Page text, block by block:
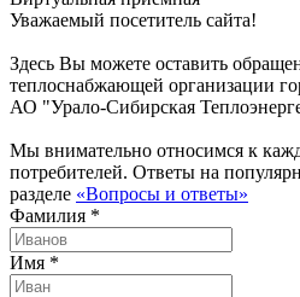
Уважаемый посетитель сайта!
Здесь Вы можете оставить
теплоснабжающей организации
АО "Урало-Сибирская
Мы внимательно относимся к
потребителей. Ответы на
разделе «Вопросы и ответы»
Фамилия *
Имя *